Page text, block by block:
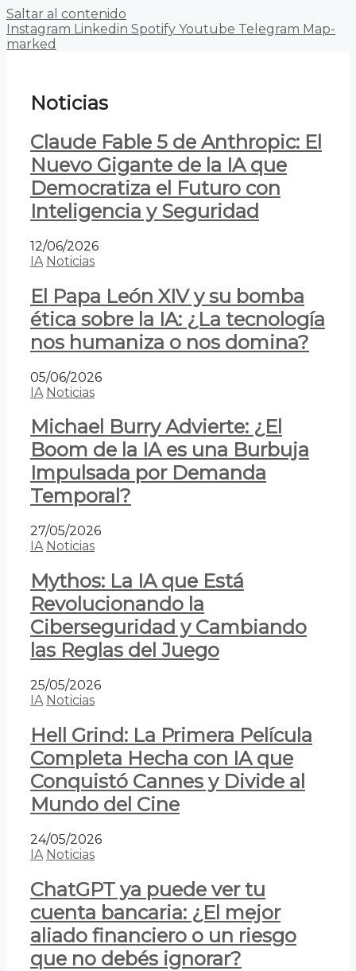
Saltar al contenido
Instagram Linkedin Spotify Youtube Telegram Map-
marked
Noticias
Claude Fable 5 de Anthropic: El
Nuevo Gigante de la IA que
Democratiza el Futuro con
Inteligencia y Seguridad
12/06/2026
IA Noticias
El Papa León XIV y su bomba
ética sobre la IA: ¿La tecnología
nos humaniza o nos domina?
05/06/2026
IA Noticias
Michael Burry Advierte: ¿El
Boom de la IA es una Burbuja
Impulsada por Demanda
Temporal?
27/05/2026
IA Noticias
Mythos: La IA que Está
Revolucionando la
Ciberseguridad y Cambiando
las Reglas del Juego
25/05/2026
IA Noticias
Hell Grind: La Primera Película
Completa Hecha con IA que
Conquistó Cannes y Divide al
Mundo del Cine
24/05/2026
IA Noticias
ChatGPT ya puede ver tu
cuenta bancaria: ¿El mejor
aliado financiero o un riesgo
que no debés ignorar?